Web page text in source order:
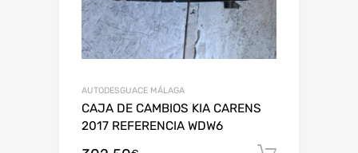
AUTODESGUACE MÁLAGA
CAJA DE CAMBIOS KIA CARENS
2017 REFERENCIA WDW6